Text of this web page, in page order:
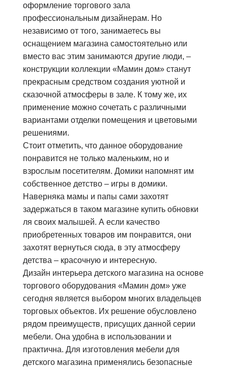
оформление торгового зала
профессиональным дизайнерам. Но
независимо от того, занимаетесь вы
оснащением магазина самостоятельно или
вместо вас этим занимаются другие люди, –
конструкции коллекции «Мамин дом» станут
прекрасным средством создания уютной и
сказочной атмосферы в зале. К тому же, их
применение можно сочетать с различными
вариантами отделки помещения и цветовыми
решениями.
Стоит отметить, что данное оборудование
понравится не только маленьким, но и
взрослым посетителям. Домики напомнят им
собственное детство – игры в домики.
Наверняка мамы и папы сами захотят
задержаться в таком магазине купить обновки
ля своих малышей. А если качество
приобретенных товаров им понравится, они
захотят вернуться сюда, в эту атмосферу
детства – красочную и интересную.
Дизайн интерьера детского магазина на основе
торгового оборудования «Мамин дом» уже
сегодня является выбором многих владельцев
торговых объектов. Их решение обусловлено
рядом преимуществ, присущих данной серии
мебели. Она удобна в использовании и
практична. Для изготовления мебели для
детского магазина применялись безопасные